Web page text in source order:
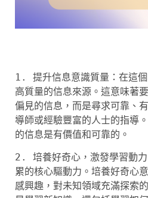
1. 提升信息意識質量：在這
高質量的信息來源。這意味著
偏見的信息，而是尋求可靠、
導師或經驗豐富的人士的指導
的信息是有價值和可靠的。
2. 培養好奇心，激發學習動
累的核心驅動力。培養好奇心
感興趣，對未知領域充滿探索